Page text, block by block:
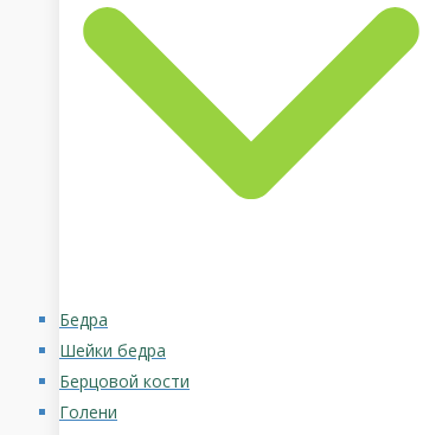
Бедра
Шейки бедра
Берцовой кости
Голени